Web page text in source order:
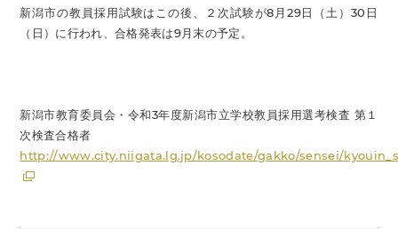
新潟市の教員採用試験はこの後、２次試験が8月29日（土）30日
（日）に行われ、合格発表は9月末の予定。
新潟市教育委員会・令和3年度新潟市立学校教員採用選考検査 第１
次検査合格者
http://www.city.niigata.lg.jp/kosodate/gakko/sensei/